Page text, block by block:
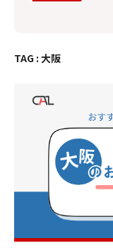
TAG : 大阪